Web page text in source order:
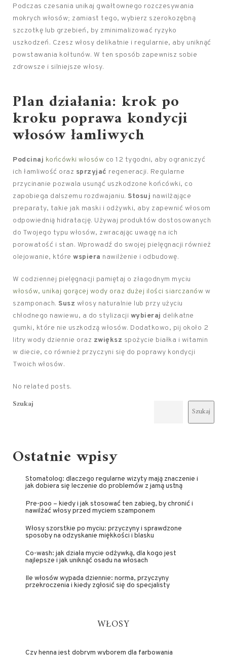
Podczas czesania unikaj gwałtownego rozczesywania
mokrych włosów; zamiast tego, wybierz szerokozębną
szczotkę lub grzebień, by zminimalizować ryzyko
uszkodzeń. Czesz włosy delikatnie i regularnie, aby uniknąć
powstawania kołtunów. W ten sposób zapewnisz sobie
zdrowsze i silniejsze włosy.
Plan działania: krok po
kroku poprawa kondycji
włosów łamliwych
Podcinaj końcówki włosów co 12 tygodni, aby ograniczyć
ich łamliwość oraz sprzyjać regeneracji. Regularne
przycinanie pozwala usunąć uszkodzone końcówki, co
zapobiega dalszemu rozdwajaniu. Stosuj nawilżające
preparaty, takie jak maski i odżywki, aby zapewnić włosom
odpowiednią hidratację. Używaj produktów dostosowanych
do Twojego typu włosów, zwracając uwagę na ich
porowatość i stan. Wprowadź do swojej pielęgnacji również
olejowanie, które wspiera nawilżenie i odbudowę.
W codziennej pielęgnacji pamiętaj o złagodnym myciu
włosów, unikaj gorącej wody oraz dużej ilości siarczanów w
szamponach. Susz włosy naturalnie lub przy użyciu
chłodnego nawiewu, a do stylizacji wybieraj delikatne
gumki, które nie uszkodzą włosów. Dodatkowo, pij około 2
litry wody dziennie oraz zwiększ spożycie białka i witamin
w diecie, co również przyczyni się do poprawy kondycji
Twoich włosów.
No related posts.
Szukaj
Szukaj
Ostatnie wpisy
Stomatolog: dlaczego regularne wizyty mają znaczenie i
jak dobiera się leczenie do problemów z jamą ustną
Pre-poo – kiedy i jak stosować ten zabieg, by chronić i
nawilżać włosy przed myciem szamponem
Włosy szorstkie po myciu: przyczyny i sprawdzone
sposoby na odzyskanie miękkości i blasku
Co-wash: jak działa mycie odżywką, dla kogo jest
najlepsze i jak uniknąć osadu na włosach
Ile włosów wypada dziennie: norma, przyczyny
przekroczenia i kiedy zgłosić się do specjalisty
WŁOSY
Czy henna jest dobrym wyborem dla farbowania